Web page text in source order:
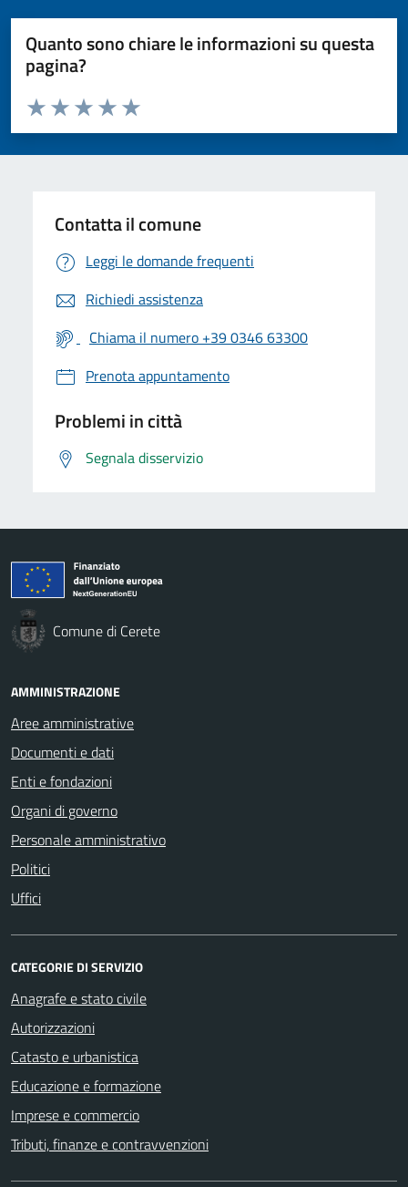
Quanto sono chiare le informazioni su questa
pagina?
Valuta da 1 a 5 stelle la pagina
Valuta 5 stelle su 5
Valuta 4 stelle su 5
Valuta 3 stelle su 5
Valuta 2 stelle su 5
Valuta 1 stelle su 5
Contatta il comune
Leggi le domande frequenti
Richiedi assistenza
Chiama il numero +39 0346 63300
Prenota appuntamento
Problemi in città
Segnala disservizio
Comune di Cerete
AMMINISTRAZIONE
Aree amministrative
Documenti e dati
Enti e fondazioni
Organi di governo
Personale amministrativo
Politici
Uffici
CATEGORIE DI SERVIZIO
Anagrafe e stato civile
Autorizzazioni
Catasto e urbanistica
Educazione e formazione
Imprese e commercio
Tributi, finanze e contravvenzioni